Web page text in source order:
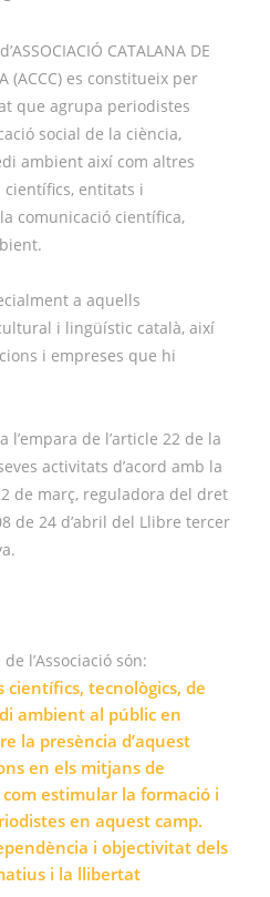
CATALANA DE
(ACCC) es constitueix per
que agrupa periodistes
social de la ciència,
ambient així com altres
científics, entitats i
comunicació científica,
a aquells
i lingüístic català, així
i empreses que hi
a l’empara de l’article 22 de la
activitats d’acord amb la
de març, reguladora del dret
de 24 d’abril del Llibre tercer
l’Associació són:
científics, tecnològics, de
ambient al públic en
la presència d’aquest
en els mitjans de
estimular la formació i
en aquest camp.
i objectivitat dels
i la llibertat